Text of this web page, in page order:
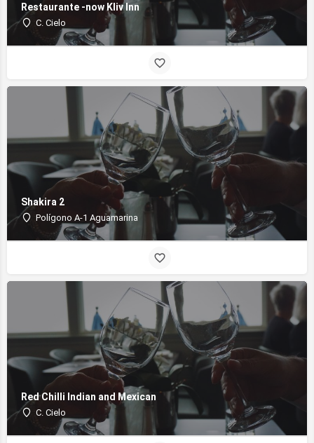
Restaurante -now Kliv Inn
C. Cielo
Shakira 2
Polígono A-1 Aguamarina
Red Chilli Indian and Mexican
C. Cielo